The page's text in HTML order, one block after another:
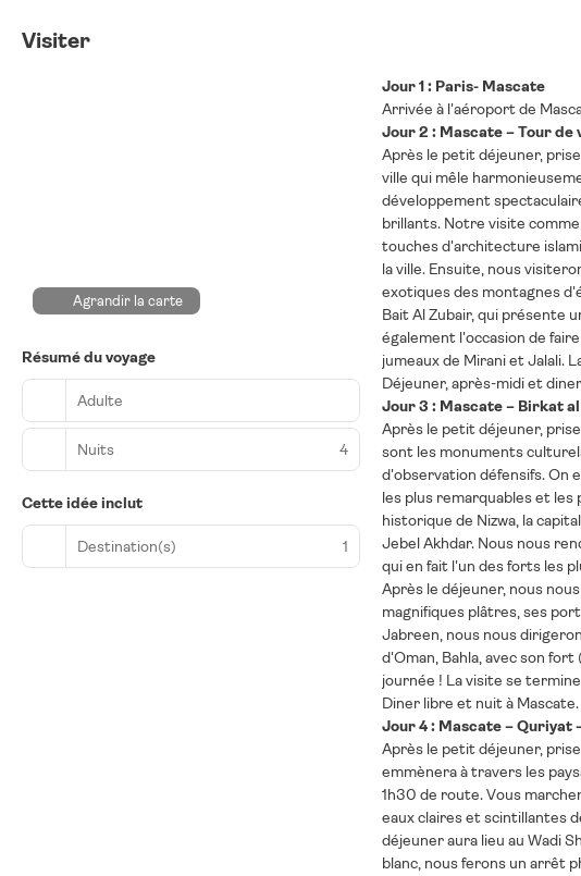
Visiter
Agrandir la carte
Résumé du voyage
Adulte
Nuits 4
Cette idée inclut
Destination(s) 1
Jour 1 : Paris- Mascate
Arrivée à l'aéroport de
Jour 2 : Mascate – Tour de
Après le petit déjeuner,
ville qui mêle
développement
brillants. Notre visite
touches d'architecture
la ville. Ensuite, nous
exotiques des montagnes
Bait Al Zubair, qui présente
également l'occasion de
jumeaux de Mirani et Jalali.
Déjeuner, après-midi et
Jour 3 : Mascate – Birkat
Après le petit déjeuner,
sont les monuments
d'observation défensifs. On
les plus remarquables et
historique de Nizwa, la
Jebel Akhdar. Nous nous
qui en fait l'un des forts les
Après le déjeuner, nous
magnifiques plâtres, ses
Jabreen, nous nous
d'Oman, Bahla, avec son
journée ! La visite se
Diner libre et nuit à Mascate.
Jour 4 : Mascate – Quriyat
Après le petit déjeuner,
emmènera à travers les
1h30 de route. Vous
eaux claires et scintillantes
déjeuner aura lieu au Wadi
blanc, nous ferons un arrêt